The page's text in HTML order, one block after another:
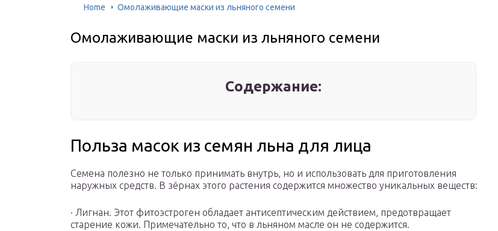
Home Омолаживающие маски из льняного семени
Омолаживающие маски из льняного семени
Содержание:
Польза масок из семян льна для лица
Семена полезно не только принимать внутрь, но и использовать для приготовления
наружных средств. В зёрнах этого растения содержится множество уникальных веществ:
· Лигнан. Этот фитоэстроген обладает антисептическим действием, предотвращает
старение кожи. Примечательно то, что в льняном масле он не содержится.